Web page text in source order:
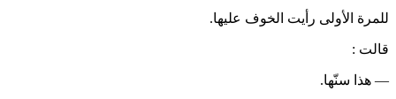
للمرة الأولى رأيت الخوف عليها.
قالت :
— هذا سنّها.